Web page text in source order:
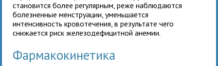
становится более регулярным, реже наблюдаются
болезненные менструации, уменьшается
интенсивность кровотечения, в результате чего
снижается риск железодефицитной анемии.
Фармакокинетика